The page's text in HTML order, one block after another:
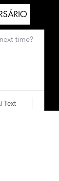
time?
Text